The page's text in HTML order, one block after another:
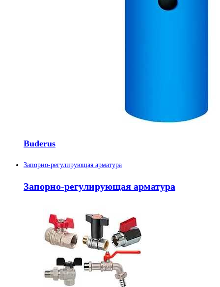
Buderus
Запорно-регулирующая арматура
Запорно-регулирующая арматура